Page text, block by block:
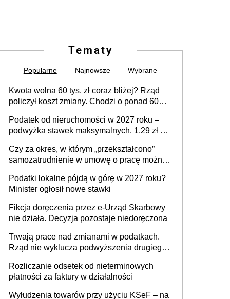
Tematy
Popularne Najnowsze Wybrane
Kwota wolna 60 tys. zł coraz bliżej? Rząd
policzył koszt zmiany. Chodzi o ponad 60
Podatek od nieruchomości w 2027 roku –
podwyżka stawek maksymalnych. 1,29 zł za
budynków i lokali związanych z
prowadzeniem działalności gospodarczej
Czy za okres, w którym „przekształcono”
samozatrudnienie w umowę o pracę można
umowy cywilnoprawnej jedynym
racjonalnym wyjściem
Podatki lokalne pójdą w górę w 2027 roku?
Minister ogłosił nowe stawki
Fikcja doręczenia przez e-Urząd Skarbowy
nie działa. Decyzja pozostaje niedoręczona
Trwają prace nad zmianami w podatkach.
Rząd nie wyklucza podwyższenia drugiego
Rozliczanie odsetek od nieterminowych
płatności za faktury w działalności
Wyłudzenia towarów przy użyciu KSeF – na